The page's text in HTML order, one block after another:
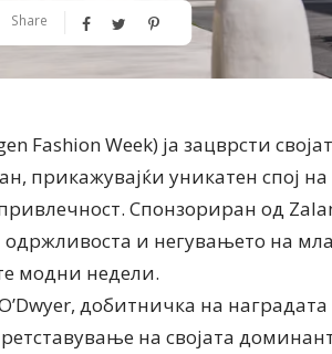
Share
Fashion Week) ја зацврсти
прикажувајќи уникатен спој на
Спонзориран од
одржливоста и негувањето на
модни недели.
добитничка на наградата
на својата
ревија на Expo Филигрански